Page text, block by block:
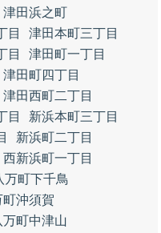
津田浜之町
目
津田本町三丁目
目
津田町一丁目
津田町四丁目
津田西町二丁目
目
新浜本町三丁目
新浜町二丁目
西新浜町一丁目
万町下千鳥
町沖須賀
万町中津山